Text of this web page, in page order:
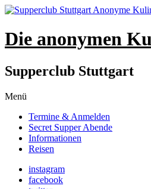
Die anonymen
Supperclub Stuttgart
Menü
springen
Termine & Anmelden
Secret Supper Abende
Informationen
Reisen
instagram
facebook